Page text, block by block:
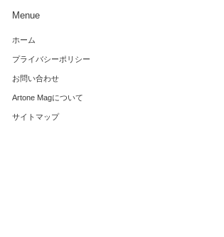
ン「戦争
第２夜～仲道郁代さんの静かなる「皇
Menue
ホーム
プライバシーポリシー
お問い合わせ
Artone Magについて
サイトマップ